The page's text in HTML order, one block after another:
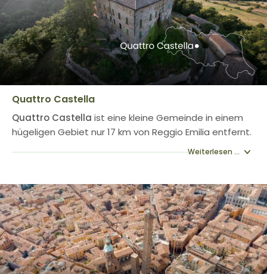
Quattro Castella
Quattro Castella ist eine kleine Gemeinde in einem
hügeligen Gebiet nur 17 km von Reggio Emilia entfernt.
Weiterlesen ...